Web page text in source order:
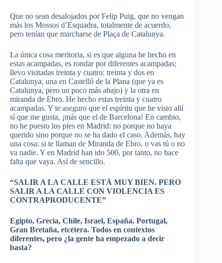
Que no sean desalojados porFelip Puig, que no vengan
más los Mossos d’Esquadra, totalmente de acuerdo,
pero tenían que marcharse de Plaça de Catalunya.
La única cosa meritoria, si es que alguna he hecho en
estas acampadas, es rondar por diferentes acampadas;
llevo visitadas treinta y cuatro: treinta y dos en
Catalunya, una en Castelló de la Plana (que ya es
Catalunya, pero un poco más abajo) y la otra en
miranda de Ebro. He hecho estas treinta y cuatro
acampadas. Y te aseguro que el espíritu que he visto allí
sí que me gusta, ¡más que el de Barcelona! En cambio,
no he puesto los pies en Madrid: no porque no haya
querido sino porque no se ha dado el caso. Además, hay
una cosa: si te llaman de Miranda de Ebro, o vas tú o no
va nadie. Y en Madrid han ido 500, por tanto, no hace
falta que vaya. Así de sencillo.
“SALIR A LA CALLE ESTÁ MUY BIEN. PERO
SALIR A LA CALLE CON VIOLENCIA ES
CONTRAPRODUCENTE”
Egipto, Grecia, Chile, Israel, España, Portugal,
Gran Bretaña, etcétera. Todos en contextos
diferentes, pero ¿la gente ha empezado a decir
basta?